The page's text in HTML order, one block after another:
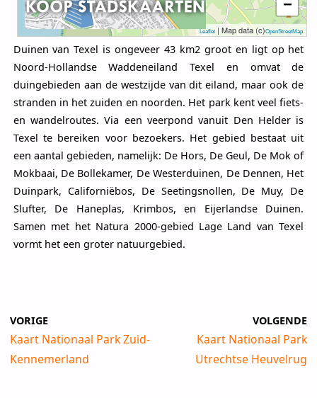
−
Leaflet| Map data (c)OpenStreetMap
Duinen van Texel is ongeveer 43 km2 groot en ligt op het
Noord-Hollandse Waddeneiland Texel en omvat de
duingebieden aan de westzijde van dit eiland, maar ook de
stranden in het zuiden en noorden. Het park kent veel fiets-
en wandelroutes. Via een veerpond vanuit Den Helder is
Texel te bereiken voor bezoekers. Het gebied bestaat uit
een aantal gebieden, namelijk: De Hors, De Geul, De Mok of
Mokbaai, De Bollekamer, De Westerduinen, De Dennen, Het
Duinpark, Californiëbos, De Seetingsnollen, De Muy, De
Slufter, De Haneplas, Krimbos, en Eijerlandse Duinen.
Samen met het Natura 2000-gebied Lage Land van Texel
vormt het een groter natuurgebied.
VORIGE
Kaart Nationaal Park Zuid-
Kennemerland
VOLGENDE
Kaart Nationaal Park
Utrechtse Heuvelrug